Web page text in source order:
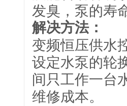
发臭，泵的寿
解决方法：
变频恒压供水
设定水泵的轮
间只工作一台
维修成本。